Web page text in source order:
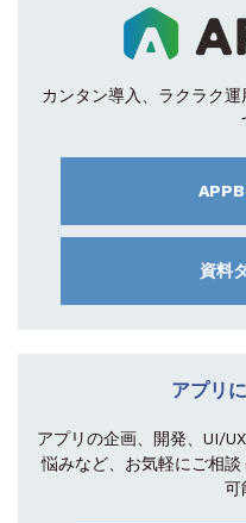
カンタン導入、ラクラク運
資料
アプリ
アプリの企画、開発、UI/
悩みなど、お気軽にご相談
可